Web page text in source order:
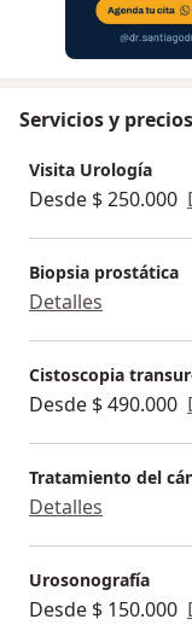
Servicios y precios
Visita Urología
Desde $ 250.000
Biopsia prostática
Detalles
Cistoscopia
Desde $ 490.000
Tratamiento del
Detalles
Urosonografía
Desde $ 150.000